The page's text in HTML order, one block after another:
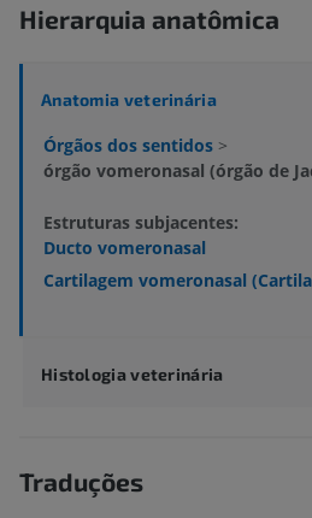
Hierarquia anatômica
Anatomia veterinária
Órgãos dos sentidos >
órgão vomeronasal (órgão de
Estruturas subjacentes:
Ducto vomeronasal
Cartilagem vomeronasal
Histologia veterinária
Traduções